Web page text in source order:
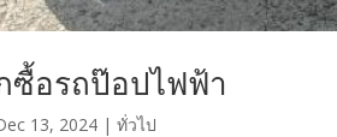
ซื้อรถป๊อปไฟฟ้า
13, 2024 |ทั่วไป